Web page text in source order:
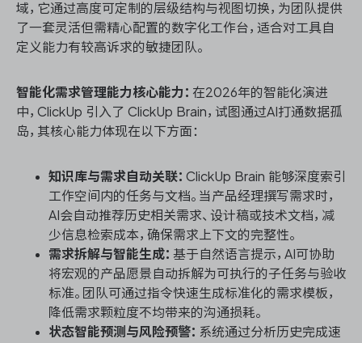
域，它通过高度可定制的层级结构与视图切换，为团队提供
了一套灵活但需精心配置的数字化工作台，适合对工具自
定义能力有较高诉求的敏捷团队。
智能化需求管理能力核心能力： 在2026年的智能化演进
中，ClickUp 引入了 ClickUp Brain，试图通过AI打通数据孤
岛，其核心能力体现在以下方面：
知识库与需求自动关联： ClickUp Brain 能够深度索引
工作空间内的任务与文档。当产品经理撰写需求时，
AI会自动推荐历史相关需求、设计稿或技术文档，减
少信息检索成本，确保需求上下文的完整性。
需求拆解与智能生成： 基于自然语言提示，AI可协助
将宏观的产品愿景自动拆解为可执行的子任务与验收
标准。团队可通过指令快速生成标准化的需求模板，
降低需求颗粒度不均带来的沟通损耗。
状态智能预测与风险预警： 系统通过分析历史完成速